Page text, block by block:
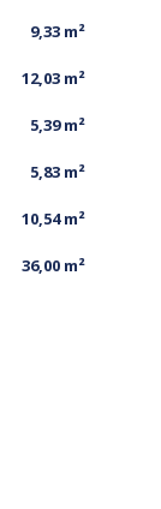
9,33 m²
12,03 m²
5,39 m²
5,83 m²
10,54 m²
36,00 m²